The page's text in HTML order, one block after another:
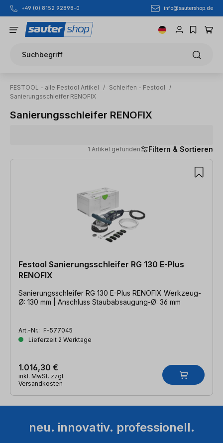
Zum Hauptinhalt springen
+49 (0) 8152 92898-0 info@sautershop.de
Suchbegriff
FESTOOL - alle Festool Artikel / Schleifen - Festool
/
Sanierungsschleifer RENOFIX
Sanierungsschleifer RENOFIX
1 Artikel gefunden Filtern & Sortieren
1 Artikel gefunden
Festool Sanierungsschleifer RG 130 E-Plus
RENOFIX
Sanierungsschleifer RG 130 E-Plus RENOFIX Werkzeug-
Ø: 130 mm | Anschluss Staubabsaugung-Ø: 36 mm
Art.-Nr.: F-577045
Lieferzeit 2 Werktage
1.016,30 €
inkl. MwSt. zzgl.
Versandkosten
neu. innovativ. professionell.